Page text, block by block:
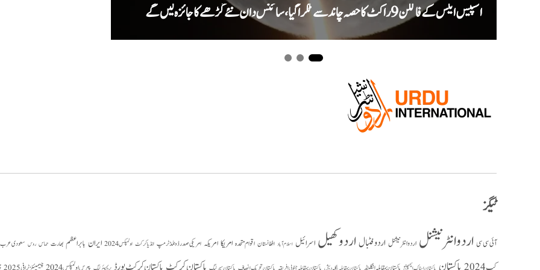
اسپیس ایکس کے فالکن 9 راکٹ کا حصہ چاند سے ٹکرا گیا، سائنس دان نئے گڑھے کا جائزہ لیں گے
ٹیگز
آئی سی سی اردو انٹرنیشنل اردو انٹر نیشنل اردو فٹبالاردو کھیل اسرائیل اسلام آباد افغانستان اقوام متحدہ امریکاامریکہ امریکی صدر ڈونلڈ ٹرمپ انڈیا کرکٹ اولمپکس 2024 ایران بابر اعظم بھارت حماس روس سعودی عرب